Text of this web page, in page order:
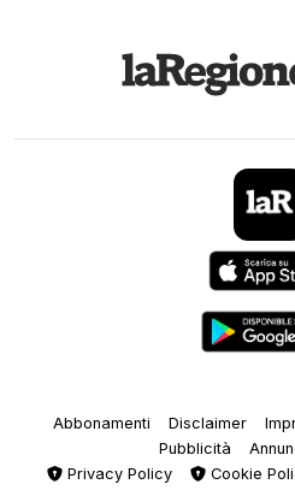
Abbonamenti Disclaimer
Pubblicità
Privacy Policy
Cookie